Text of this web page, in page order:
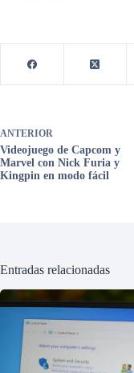
ANTERIOR
Videojuego de Capcom y
Marvel con Nick Furia y
Kingpin en modo fácil
Entradas relacionadas